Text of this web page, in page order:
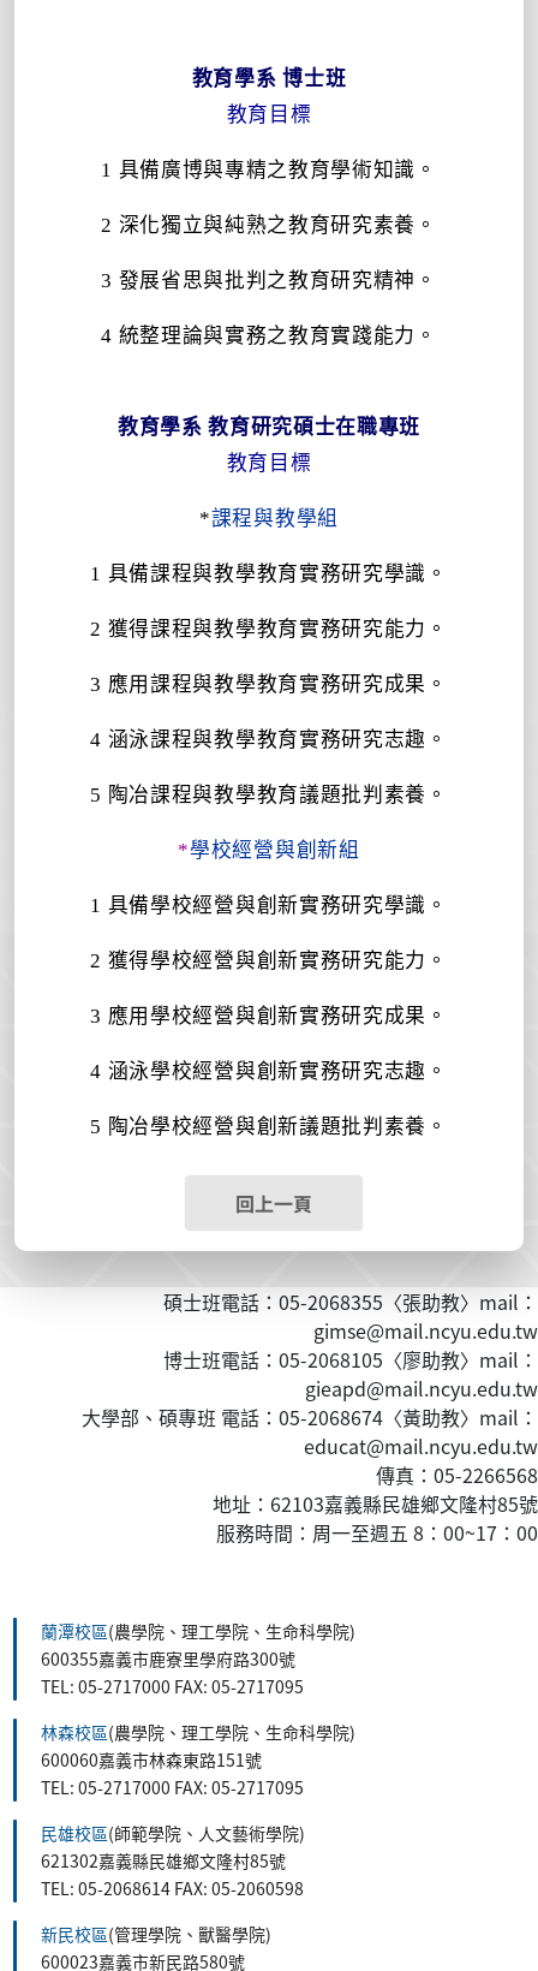
教育學系 博士班
教育目標
1 具備廣博與專精之教育學術知識。
2 深化獨立與純熟之教育研究素養。
3 發展省思與批判之教育研究精神。
4 統整理論與實務之教育實踐能力。
教育學系教育研究碩士在職專班
教育目標
*課程與教學組
1 具備課程與教學教育實務研究學識。
2 獲得課程與教學教育實務研究能力。
3 應用課程與教學教育實務研究成果。
4 涵泳課程與教學教育實務研究志趣。
5 陶冶課程與教學教育議題批判素養。
*學校經營與創新組
1 具備學校經營與創新實務研究學識。
2 獲得學校經營與創新實務研究能力。
3 應用學校經營與創新實務研究成果。
4 涵泳學校經營與創新實務研究志趣。
5 陶冶學校經營與創新議題批判素養。
回上一頁
碩士班電話：05-2068355〈張助教〉mail：
gimse@mail.ncyu.edu.tw
博士班電話：05-2068105〈廖助教〉mail：
gieapd@mail.ncyu.edu.tw
大學部、碩專班 電話：05-2068674〈黃助教〉mail：
educat@mail.ncyu.edu.tw
傳真：05-2266568
地址：62103嘉義縣民雄鄉文隆村85號
服務時間：周一至週五 8：00~17：00
蘭潭校區(農學院、理工學院、生命科學院)
600355嘉義市鹿寮里學府路300號
TEL: 05-2717000 FAX: 05-2717095
林森校區(農學院、理工學院、生命科學院)
600060嘉義市林森東路151號
TEL: 05-2717000 FAX: 05-2717095
民雄校區(師範學院、人文藝術學院)
621302嘉義縣民雄鄉文隆村85號
TEL: 05-2068614 FAX: 05-2060598
新民校區(管理學院、獸醫學院)
600023嘉義市新民路580號